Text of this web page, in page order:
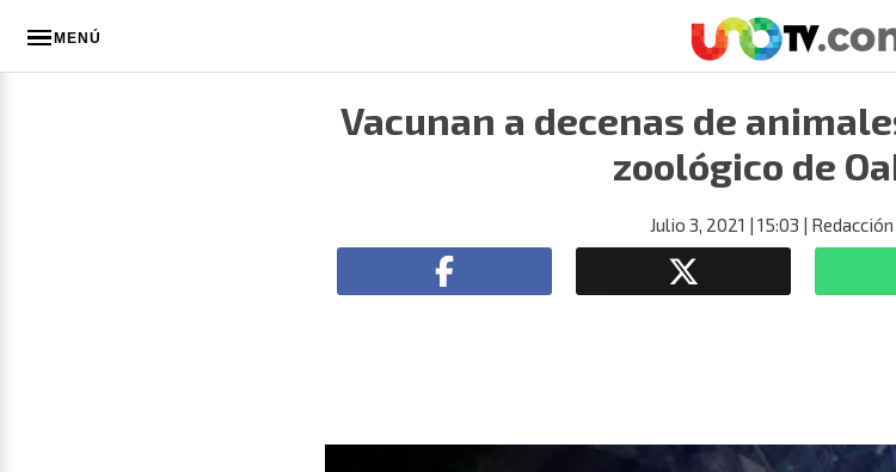
MENÚ
Vacunan a decenas de
zoológico de
Julio 3, 2021 | 15:03 |